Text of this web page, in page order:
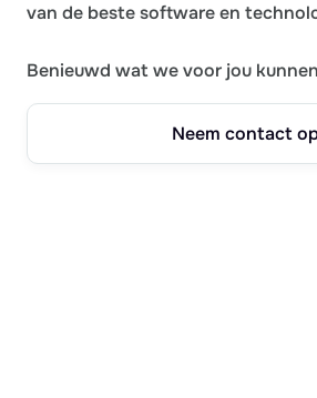
van de beste software en
Benieuwd wat we voor jou
Neem contact